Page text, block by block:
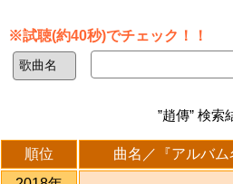
※試聴(約40秒)でチェック！！
”趙傳” 検
順位
曲名／『アルバム